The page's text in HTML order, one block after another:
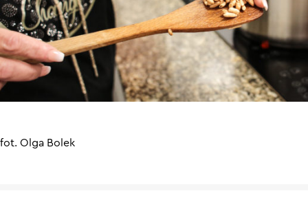
fot. Olga Bolek